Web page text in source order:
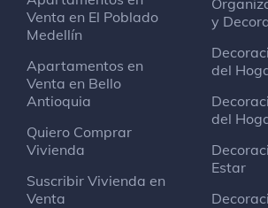
Tecnopapeleria Marin
Tienda verde rionegro
Venta al por menor de
deportivos
DonCatador Café Bar
Venta en El Poblado
Medellín
Apartamentos en
Venta en Bello
Antioquia
Quiero Comprar
Vivienda
Suscribir Vivienda en
Venta
y
del
del
Estar